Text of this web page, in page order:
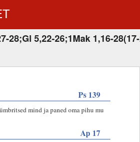
28;Gl 5,22-26;1Mak 1,16-
Ps 139
mind ja paned oma pihu mu
Ap 17